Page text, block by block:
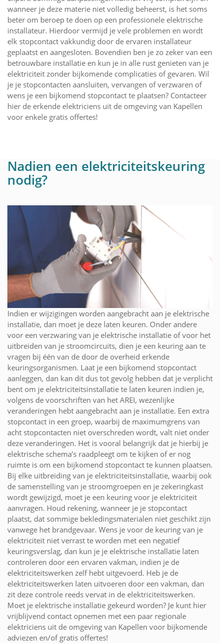
wanneer je deze materie niet volledig beheerst, is het soms
beter om beroep te doen op een professionele elektrische
installateur. Hierdoor vermijd je vele problemen en wordt
elk stopcontact vakkundig door de ervaren installateur
geplaatst en aangesloten. Bovendien ben je zo zeker van een
betrouwbare installatie en kun je in alle rust genieten van je
elektriciteit zonder bijkomende complicaties of gevaren. Wil
je je stopcontacten aansluiten, vervangen of verzwaren of
wens je een bijkomend stopcontact te plaatsen? Contacteer
hier de erkende elektriciens uit de omgeving van Kapellen
voor enkele gratis offertes!
Nadien een elektriciteitskeuring
nodig?
Indien er wijzigingen worden aangebracht aan je elektrische
installatie, dan moet je deze laten keuren. Onder andere
voor een verzwaring van je elektrische installatie of voor het
uitbreiden van je stroomcircuits, dien je een keuring aan te
vragen bij één van de door de overheid erkende
keuringsorganismen. Laat je een bijkomend stopcontact
aanleggen, dan kan dit dus tot gevolg hebben dat je verplicht
bent om je elektriciteitsinstallatie te laten keuren indien je,
volgens de voorschriften van het AREI, wezenlijke
veranderingen hebt aangebracht aan je installatie. Een extra
stopcontact in een groep, waarbij de maximumgrens van
acht stopcontacten niet overschreden wordt, valt niet onder
deze veranderingen. Het is vooral belangrijk dat je hierbij je
elektrische schema’s raadpleegt om te kijken of er nog
ruimte is om een bijkomend stopcontact te kunnen plaatsen.
Bij elke uitbreiding van je elektriciteitsinstallatie, waarbij ook
de samenstelling van je stroomgroepen en je zekeringkast
wordt gewijzigd, moet je een keuring voor je elektriciteit
aanvragen. Houd rekening, wanneer je je stopcontact
plaatst, dat sommige bekledingsmaterialen niet geschikt zijn
vanwege het brandgevaar. Wens je voor de keuring van je
elektriciteit niet verrast te worden met een negatief
keuringsverslag, dan kun je je elektrische installatie laten
controleren door een ervaren vakman, indien je de
elektriciteitswerken zelf hebt uitgevoerd. Heb je de
elektriciteitswerken laten uitvoeren door een vakman, dan
zit deze controle reeds vervat in de elektriciteitswerken.
Moet je elektrische installatie gekeurd worden? Je kunt hier
vrijblijvend contact opnemen met een paar regionale
elektriciens uit de omgeving van Kapellen voor bijkomende
adviezen en/of gratis offertes!